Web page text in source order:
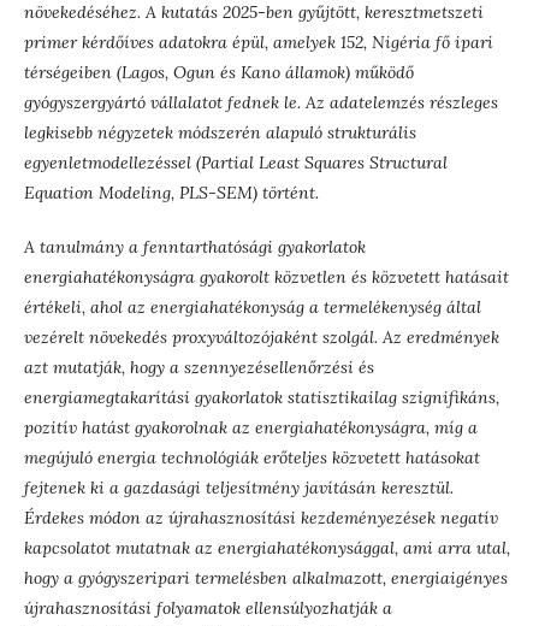
növekedéséhez. A kutatás 2025-ben gyűjtött, keresztmetszeti
primer kérdőíves adatokra épül, amelyek 152, Nigéria fő ipari
térségeiben (Lagos, Ogun és Kano államok) működő
gyógyszergyártó vállalatot fednek le. Az adatelemzés részleges
legkisebb négyzetek módszerén alapuló strukturális
egyenletmodellezéssel (Partial Least Squares Structural
Equation Modeling, PLS-SEM) történt.
A tanulmány a fenntarthatósági gyakorlatok
energiahatékonyságra gyakorolt közvetlen és közvetett hatásait
értékeli, ahol az energiahatékonyság a termelékenység által
vezérelt növekedés proxyváltozójaként szolgál. Az eredmények
azt mutatják, hogy a szennyezésellenőrzési és
energiamegtakarítási gyakorlatok statisztikailag szignifikáns,
pozitív hatást gyakorolnak az energiahatékonyságra, míg a
megújuló energia technológiák erőteljes közvetett hatásokat
fejtenek ki a gazdasági teljesítmény javításán keresztül.
Érdekes módon az újrahasznosítási kezdeményezések negatív
kapcsolatot mutatnak az energiahatékonysággal, ami arra utal,
hogy a gyógyszeripari termelésben alkalmazott, energiaigényes
újrahasznosítási folyamatok ellensúlyozhatják a